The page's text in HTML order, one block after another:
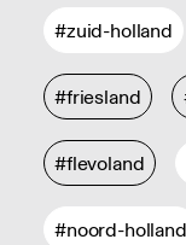
#zuid-holland
#friesland
#flevoland
#noord-holland